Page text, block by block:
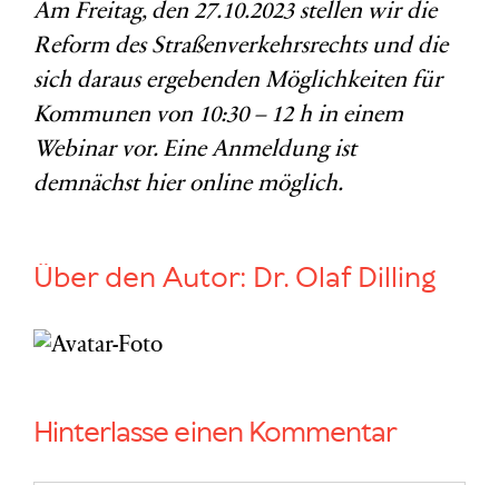
Am Freitag, den 27.10.2023 stellen wir die
Reform des Straßenverkehrsrechts und die
sich daraus ergebenden Möglichkeiten für
Kommunen von 10:30 – 12 h in einem
Webinar vor. Eine Anmeldung ist
demnächst hier online möglich.
Über den Autor: Dr. Olaf Dilling
Hinterlasse einen Kommentar